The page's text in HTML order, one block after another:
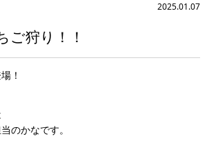
2025.01.07
ご狩り！！
！
のかなです。